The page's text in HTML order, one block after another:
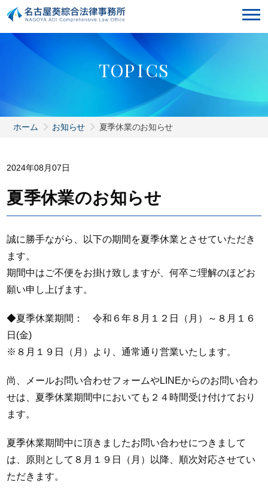
TOPICS
ホーム お知らせ 夏季休業のお知らせ
2024年08月07日
夏季休業のお知らせ
誠に勝手ながら、以下の期間を夏季休業とさせていただき
ます。
期間中はご不便をお掛け致しますが、何卒ご理解のほどお
願い申し上げます。
◆夏季休業期間： 令和６年８月１２日（月）～８月１６
日(金)
※８月１９日（月）より、通常通り営業いたします。
尚、メールお問い合わせフォームやLINEからのお問い合わ
せは、夏季休業期間中においても２４時間受け付けており
ます。
夏季休業期間中に頂きましたお問い合わせにつきまして
は、原則として８月１９日（月）以降、順次対応させてい
ただきます。